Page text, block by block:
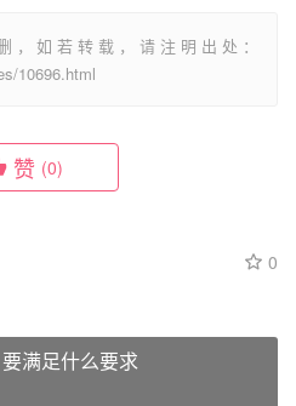
，如若转载，请注明出处：
10696.html
赞 (0)
0
满足什么要求